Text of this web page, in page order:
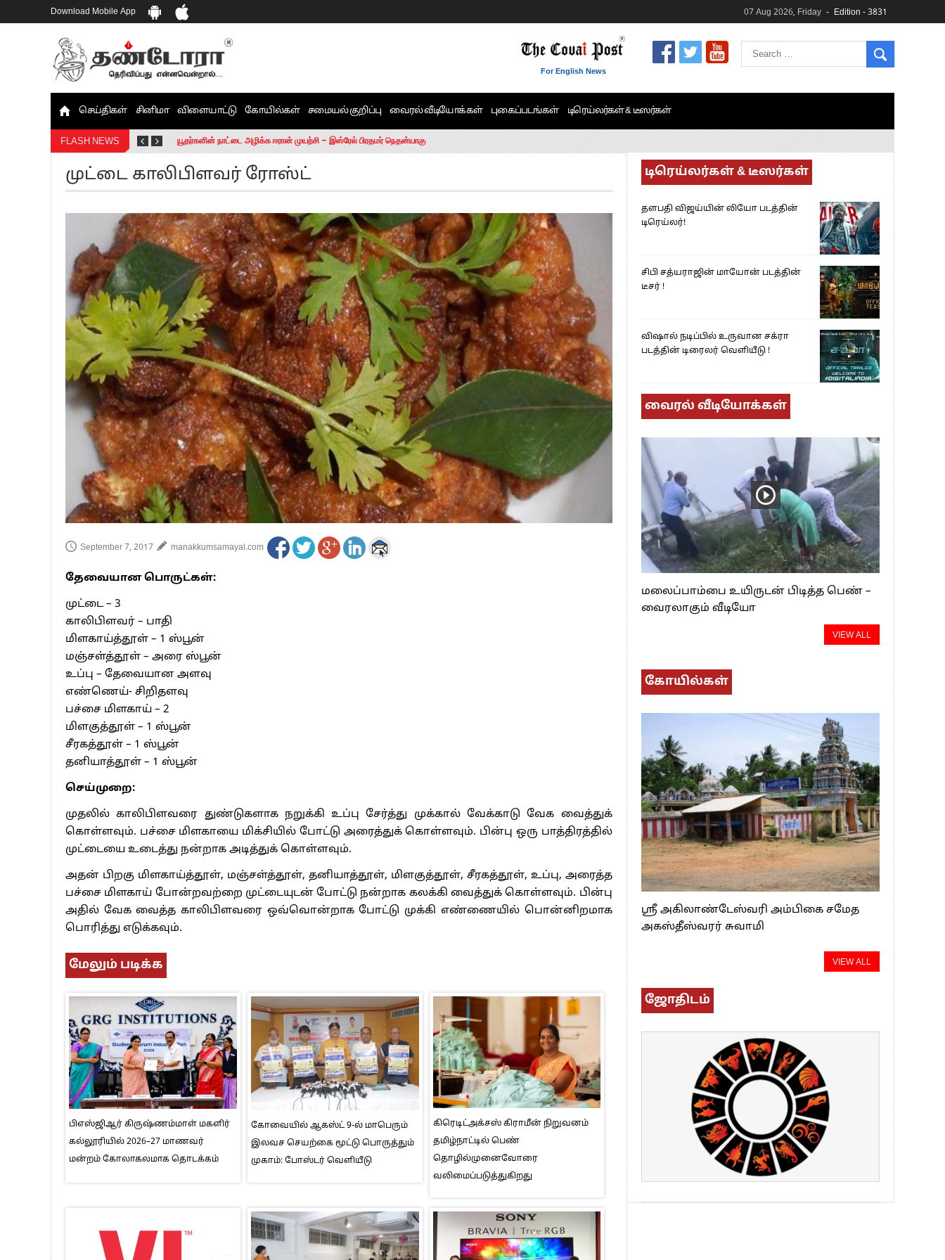
Download Mobile App 07 Aug 2026, Friday Edition - 3831
For English News
செய்திகள் சினிமா விளையாட்டு கோயில்கள் சமையல் குறிப்பு வைரல் வீடியோக்கள் புகைப்படங்கள் டிரெய்லர்கள் & டீஸர்கள்
FLASH NEWS
யூதர்களின் நாட்டை அழிக்க ஈரான் முயற்சி – இஸ்ரேல் பிரதமர் நெதன்யாகு
எங்களை நீக்குவதற்கு இபிஎஸ்க்கு அதிகாரம் இல்லை.. – சி. வி.சண்முகம்
எஸ்.பி.வேலுமணி, சி.வி.சண்முகம் உள்ளிட்ட MLA-க்கள் பதவி பறிப்பு
”நீட் தேர்வை முழுமையாக ரத்து செய்ய வேண்டும்”- முதல்வர் விஜய்
“மாணவர்கள் நடத்திய மொழிப்போரில் ஸ்டிக்கர் ஒட்டிக்கொண்டது திமுக”- பாமக தலைவர் அன்புமணி ராமதாஸ்
பிரவீன் சக்ரவர்த்தியின் கருத்து காங்கிரஸ் தலைமையின் கருத்து கிடையாது – கார்த்தி சிதம்பரம்
“ஜெயலலிதா அவர்களே என் ரோல் மாடல்” -பிரேமலதா விஜயகாந்த் பேட்டி
ராகுல் காந்தி கைது – தவெக தலைவர் விஜய் கண்டனம்
செத்து சாம்பல் ஆனாலும் தனித்துதான் போட்டி – சீமான்
பாகிஸ்தானின் அணு ஆயுத மிரட்டலுக்கு அஞ்சமாட்டோம் – இந்தியா
மத்திய ஆசிரியர் தகுதித் தேர்வு: பட்டதாரிகள் அக்.16 வரை விண்ணப்பிக்கலாம்
தமிழக சட்டப்பேரவையில் காலியிடங்கள் 6 ஆக உயர்வு
முட்டை காலிபிளவர் ரோஸ்ட்
September 7, 2017 manakkumsamayal.com
தேவையான பொருட்கள்:
முட்டை – 3
காலிபிளவர் – பாதி
மிளகாய்த்தூள் – 1 ஸ்பூன்
மஞ்சள்த்தூள் – அரை ஸ்பூன்
உப்பு – தேவையான அளவு
எண்ணெய்- சிறிதளவு
பச்சை மிளகாய் – 2
மிளகுத்தூள் – 1 ஸ்பூன்
சீரகத்தூள் – 1 ஸ்பூன்
தனியாத்தூள் – 1 ஸ்பூன்
செய்முறை:
முதலில் காலிபிளவரை துண்டுகளாக நறுக்கி உப்பு சேர்த்து முக்கால் வேக்காடு வேக வைத்துக்
கொள்ளவும். பச்சை மிளகாயை மிக்சியில் போட்டு அரைத்துக் கொள்ளவும். பின்பு ஒரு பாத்திரத்தில்
முட்டையை உடைத்து நன்றாக அடித்துக் கொள்ளவும்.
அதன் பிறகு மிளகாய்த்தூள், மஞ்சள்த்தூள், தனியாத்தூள், மிளகுத்தூள், சீரகத்தூள், உப்பு, அரைத்த
பச்சை மிளகாய் போன்றவற்றை முட்டையுடன் போட்டு நன்றாக கலக்கி வைத்துக் கொள்ளவும். பின்பு
அதில் வேக வைத்த காலிபிளவரை ஒவ்வொன்றாக போட்டு முக்கி எண்ணையில் பொன்னிறமாக
பொரித்து எடுக்கவும்.
மேலும் படிக்க
பிஎஸ்ஜிஆர் கிருஷ்ணம்மாள் மகளிர்
கல்லூரியில் 2026–27 மாணவர்
மன்றம் கோலாகலமாக தொடக்கம்
கோவையில் ஆகஸ்ட் 9-ல் மாபெரும்
இலவச செயற்கை மூட்டு பொருத்தும்
முகாம்: போஸ்டர் வெளியீடு
கிரெடிட்அக்சஸ் கிராமீன் நிறுவனம்
தமிழ்நாட்டில் பெண்
தொழில்முனைவோரை
வலிமைப்படுத்துகிறது
டிரெய்லர்கள் & டீஸர்கள்
தளபதி விஜய்யின் லியோ படத்தின்
டிரெய்லர்!
சிபி சத்யராஜின் மாயோன் படத்தின்
டீசர் !
விஷால் நடிப்பில் உருவான சக்ரா
படத்தின் டிரைலர் வெளியீடு !
வைரல் வீடியோக்கள்
மலைப்பாம்பை உயிருடன் பிடித்த பெண் –
வைரலாகும் வீடியோ
VIEW ALL
கோயில்கள்
ஸ்ரீ அகிலாண்டேஸ்வரி அம்பிகை சமேத
அகஸ்தீஸ்வரர் சுவாமி
VIEW ALL
ஜோதிடம்